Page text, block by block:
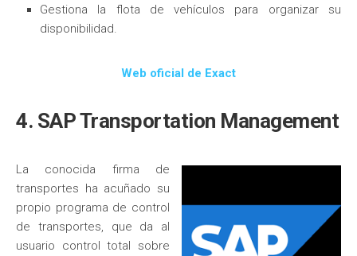
Gestiona la flota de vehículos para organizar su
disponibilidad.
Web oficial de Exact
4. SAP Transportation Management
La conocida firma de
transportes ha acuñado su
propio programa de control
de transportes, que da al
usuario control total sobre